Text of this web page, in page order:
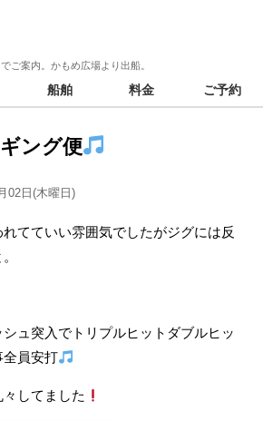
ご案内。かもめ広場より出船。
船舶 料金 ご予約
ング便
02日(木曜日)
てていい雰囲気でしたがジグには反
ュ突入でトリプルヒットダブルヒッ
全員安打
してました